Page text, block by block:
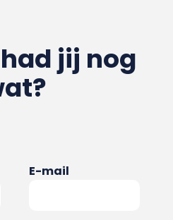
jij nog
E-mail